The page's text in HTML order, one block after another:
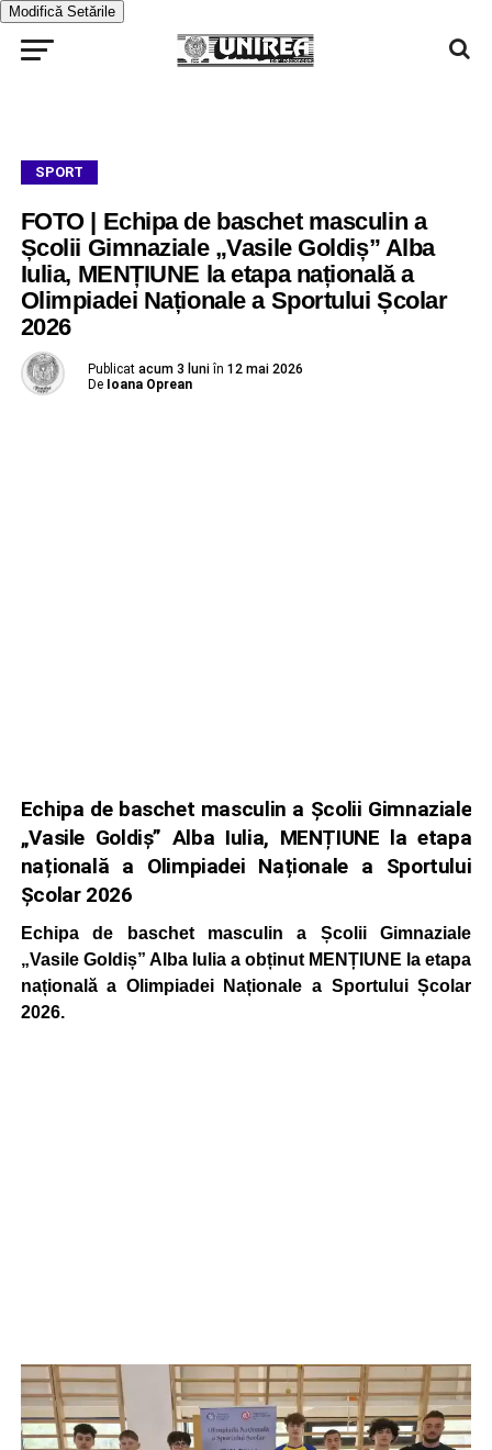
Modifică Setările
SPORT
FOTO | Echipa de baschet masculin a
Școlii Gimnaziale „Vasile Goldiș” Alba
Iulia, MENȚIUNE la etapa națională a
Olimpiadei Naționale a Sportului Școlar
2026
Publicat acum 3 luni în 12 mai 2026
De Ioana Oprean
Echipa de baschet masculin a Școlii Gimnaziale
„Vasile Goldiș” Alba Iulia, MENȚIUNE la etapa
națională a Olimpiadei Naționale a Sportului
Școlar 2026
Echipa de baschet masculin a Școlii Gimnaziale
„Vasile Goldiș” Alba Iulia a obținut MENȚIUNE la etapa
națională a Olimpiadei Naționale a Sportului Școlar
2026.